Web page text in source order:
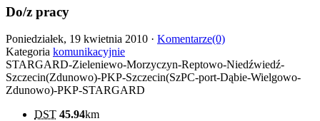
Do/z pracy
Poniedziałek, 19 kwietnia 2010 · Komentarze(0)
Kategoria komunikacyjnie
STARGARD-Zieleniewo-Morzyczyn-Reptowo-Niedźwiedź-
Szczecin(Zdunowo)-PKP-Szczecin(SzPC-port-Dąbie-Wielgowo-
Zdunowo)-PKP-STARGARD
DST 45.94km